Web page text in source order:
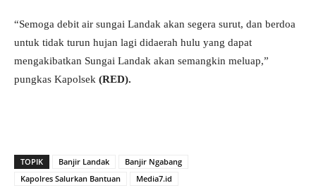
“Semoga debit air sungai Landak akan segera surut, dan berdoa
untuk tidak turun hujan lagi didaerah hulu yang dapat
mengakibatkan Sungai Landak akan semangkin meluap,”
pungkas Kapolsek (RED).
TOPIK Banjir Landak
Banjir Ngabang
Kapolres Salurkan Bantuan
Media7.id